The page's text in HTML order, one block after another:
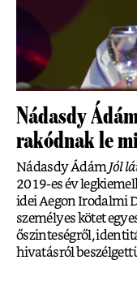
Nádasdy
rakódnak le
Nádasdy ÁdámJól
2019-es év
idei Aegon Irodalmi
személyes kötet
őszinteségről,
hivatásról